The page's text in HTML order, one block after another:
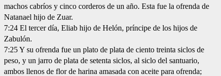
machos cabríos y cinco corderos de un año. Esta fue la ofrenda de
Natanael hijo de Zuar.
7:24 El tercer día, Eliab hijo de Helón, príncipe de los hijos de
Zabulón.
7:25 Y su ofrenda fue un plato de plata de ciento treinta siclos de
peso, y un jarro de plata de setenta siclos, al siclo del santuario,
ambos llenos de flor de harina amasada con aceite para ofrenda;